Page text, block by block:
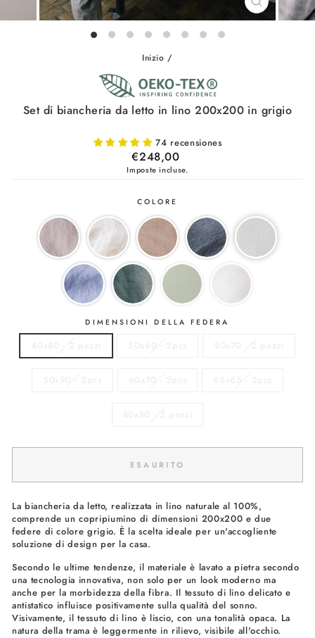
CHIUDI
(ESC)
Inizio /
Set di biancheria da letto in lino 200x200 in grigio
74 recensiones
Prezzo
di
€248,00
Imposte incluse.
COLORE
DIMENSIONI DELLA FEDERA
ESAURITO
La biancheria da letto, realizzata in lino naturale al 100%,
comprende un copripiumino di dimensioni 200x200 e due
federe di colore grigio. È la scelta ideale per un'accogliente
soluzione di design per la casa.
Secondo le ultime tendenze, il materiale è lavato a pietra secondo
una tecnologia innovativa, non solo per un look moderno ma
anche per la morbidezza della fibra. Il tessuto di lino delicato e
antistatico influisce positivamente sulla qualità del sonno.
Visivamente, il tessuto di lino è liscio, con una tonalità opaca. La
natura della trama è leggermente in rilievo, visibile all'occhio.